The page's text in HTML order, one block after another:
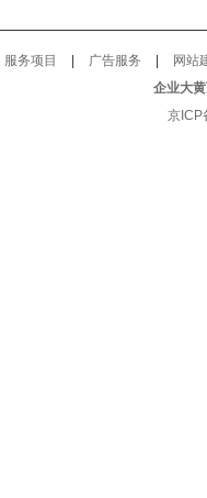
服务项目 | 广告服务 |
网站
企业大
京ICP